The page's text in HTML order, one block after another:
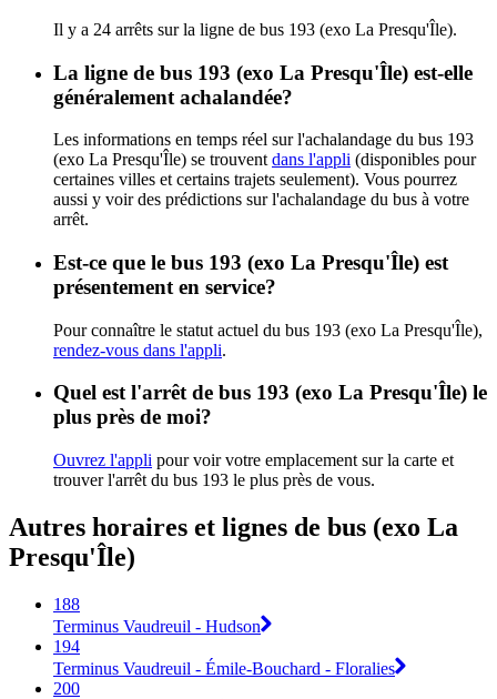
Il y a 24 arrêts sur la ligne de bus 193 (exo La Presqu'Île).
La ligne de bus 193 (exo La Presqu'Île) est-elle
généralement achalandée?
Les informations en temps réel sur l'achalandage du bus 193
(exo La Presqu'Île) se trouvent dans l'appli (disponibles pour
certaines villes et certains trajets seulement). Vous pourrez
aussi y voir des prédictions sur l'achalandage du bus à votre
arrêt.
Est-ce que le bus 193 (exo La Presqu'Île) est
présentement en service?
Pour connaître le statut actuel du bus 193 (exo La Presqu'Île),
rendez-vous dans l'appli.
Quel est l'arrêt de bus 193 (exo La Presqu'Île) le
plus près de moi?
Ouvrez l'appli pour voir votre emplacement sur la carte et
trouver l'arrêt du bus 193 le plus près de vous.
Autres horaires et lignes de bus (exo La
Presqu'Île)
188
Terminus Vaudreuil - Hudson
194
Terminus Vaudreuil - Émile-Bouchard - Floralies
200